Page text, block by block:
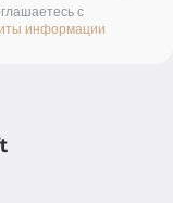
с
информации